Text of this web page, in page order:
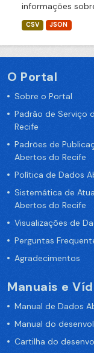
informações
CSV JSON
O Portal
Sobre o Portal
Padrão de Serviço
Recife
Padrões de
Abertos do Recife
Política de Dados
Sistemática de
Abertos do Recife
Visualizações de
Perguntas
Agradecimentos
Manuais e
Manual de Dados
Manual do
Cartilha do